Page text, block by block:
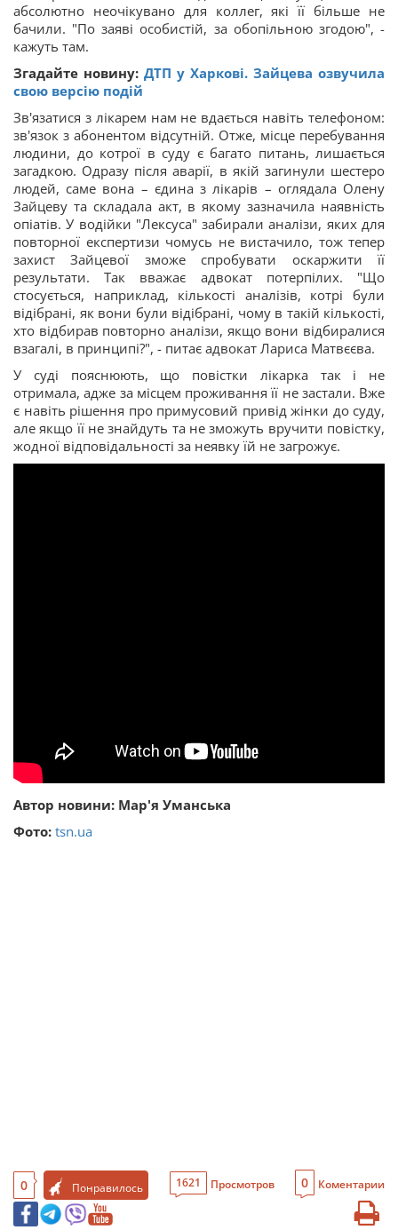
абсолютно неочікувано для коллег, які її більше не
бачили. "По заяві особистій, за обопільною згодою", -
кажуть там.
Згадайте новину: ДТП у Харкові. Зайцева озвучила
свою версію подій
Зв'язатися з лікарем нам не вдається навіть телефоном:
зв'язок з абонентом відсутній. Отже, місце перебування
людини, до котрої в суду є багато питань, лишається
загадкою. Одразу після аварії, в якій загинули шестеро
людей, саме вона – єдина з лікарів – оглядала Олену
Зайцеву та складала акт, в якому зазначила наявність
опіатів. У водійки "Лексуса" забирали аналізи, яких для
повторної експертизи чомусь не вистачило, тож тепер
захист Зайцевої зможе спробувати оскаржити її
результати. Так вважає адвокат потерпілих. "Що
стосується, наприклад, кількості аналізів, котрі були
відібрані, як вони були відібрані, чому в такій кількості,
хто відбирав повторно аналізи, якщо вони відбиралися
взагалі, в принципі?", - питає адвокат Лариса Матвєєва.
У суді пояснюють, що повістки лікарка так і не
отримала, адже за місцем проживання її не застали. Вже
є навіть рішення про примусовий привід жінки до суду,
але якщо її не знайдуть та не зможуть вручити повістку,
жодної відповідальності за неявку їй не загрожує.
Автор новини: Мар'я Уманська
Фото: tsn.ua
0 Понравилось 1621 Просмотров 0 Коментарии